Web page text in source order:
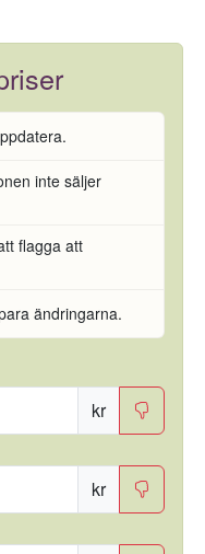
inte säljer
flagga att
ändringarna.
kr
kr